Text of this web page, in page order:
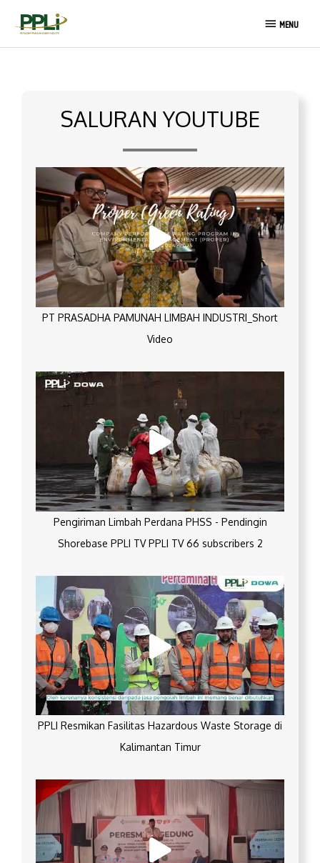
MENU
MENU
SALURAN YOUTUBE
PT PRASADHA PAMUNAH LIMBAH INDUSTRI_Short
Video
Pengiriman Limbah Perdana PHSS - Pendingin
Shorebase PPLI TV PPLI TV 66 subscribers 2
PPLI Resmikan Fasilitas Hazardous Waste Storage di
Kalimantan Timur